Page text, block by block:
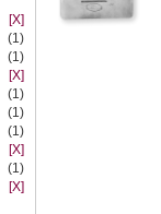
[X]
(1)
(1)
[X]
(1)
(1)
(1)
[X]
(1)
[X]